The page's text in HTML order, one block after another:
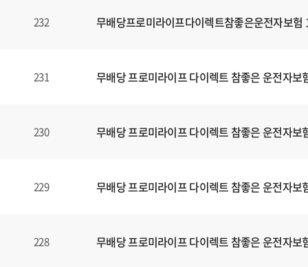
232 무배당프로미라이프다이렉트참좋은운전자보험
231 무배당 프로미라이프 다이렉트 참좋은 운전자보
230 무배당 프로미라이프 다이렉트 참좋은 운전자보
229 무배당 프로미라이프 다이렉트 참좋은 운전자보
228 무배당 프로미라이프 다이렉트 참좋은 운전자보